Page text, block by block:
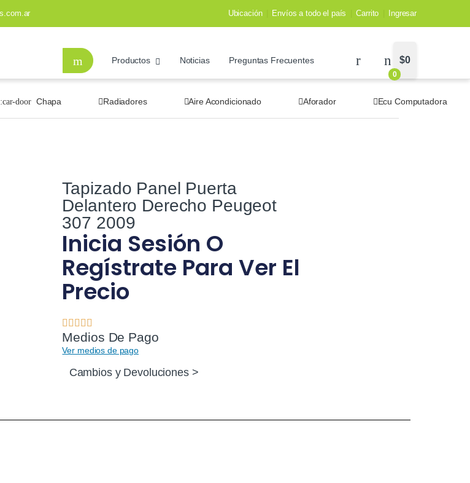
Ubicación Envíos a todo el país Carrito Ingresar
Productos Noticias Preguntas Frecuentes
0
$0
Chapa Radiadores Aire Acondicionado Aforador Ecu Computadora
Tapizado Panel Puerta
Delantero Derecho Peugeot
307 2009
Inicia Sesión O
Regístrate Para Ver El
Precio
Medios De Pago
Ver medios de pago
Cambios y Devoluciones >